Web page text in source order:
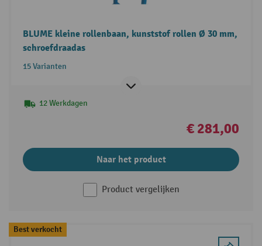
BLUME kleine rollenbaan, kunststof rollen Ø 30 mm,
schroefdraadas
15 Varianten
12 Werkdagen
€ 281,00
Naar het product
Product vergelijken
Best verkocht